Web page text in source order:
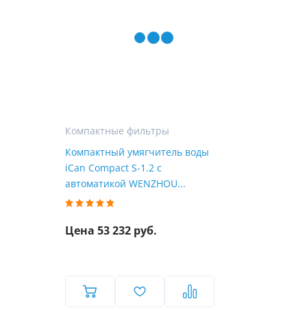
Компактные фильтры
Компактный умягчитель воды
iCan Compact S-1.2 с
автоматикой WENZHOU...
Цена 53 232 руб.